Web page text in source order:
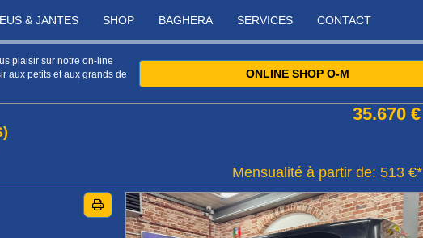
& JANTES SHOP BAGHERA SERVICES CONTACT
plaisir sur notre on-line
aux petits et aux grands de
ONLINE SHOP O-M
35.670 €
Mensualité à partir de: 513 €*